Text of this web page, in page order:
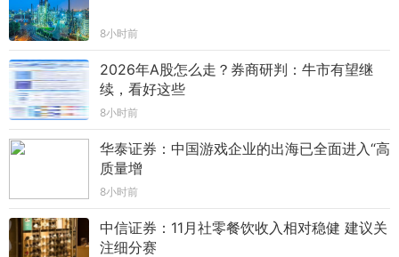
8小时前
2026年A股怎么走？券商研判：牛市有望继
续，看好这些
8小时前
华泰证券：中国游戏企业的出海已全面进入“高
质量增
8小时前
中信证券：11月社零餐饮收入相对稳健 建议关
注细分赛